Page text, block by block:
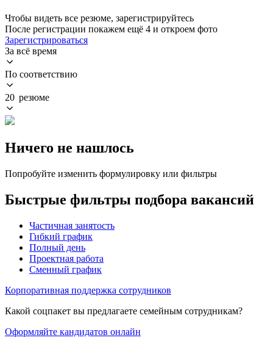
Чтобы видеть все резюме, зарегистрируйтесь
После регистрации покажем ещё 4 и откроем фото
Зарегистрироваться
За всё время
По соответствию
20 резюме
Ничего не нашлось
Попробуйте изменить формулировку или фильтры
Быстрые фильтры подбора вакансий
Частичная занятость
Гибкий график
Полный день
Проектная работа
Сменный график
Корпоративная поддержка сотрудников
Какой соцпакет вы предлагаете семейным сотрудникам?
Оформляйте кандидатов онлайн